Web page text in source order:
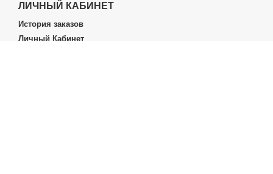
ЛИЧНЫЙ КАБИНЕТ
История заказов
Личный Кабинет